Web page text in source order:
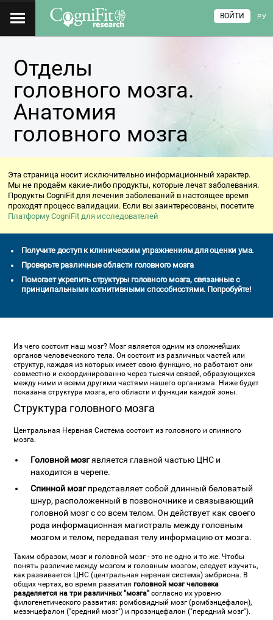
РУ
ВОЙТИ
Отделы
головного мозга.
Анатомия
головного мозга
Эта страница носит исключительно информационный характер.
Мы не продаём какие-либо продукты, которые лечат заболевания.
Продукты CogniFit для лечения заболеваний в настоящее время
проходят процесс валидации. Если вы заинтересованы, посетите
Платформу CogniFit для исследователей
Получите доступ к клиническим упражнениям для оценки ума.
Проверьте различные области головного мозга
Помогает укрепить структуры головного мозга, связанные с
принципальными когнитивными способностями. Попробуйте!
Из чего состоит наш мозг? Мозг является одним из сложнейших
органов человеческого тела. Он состоит из различных частей или
структур, каждая из которых имеет свою функцию, но работают они
совместно и скоординированно через тысячи связей, образующихся
между ними и всеми другими частями нашего организма. Ниже будет
показана структура мозга, его области и функции каждой зоны.
Структура головного мозга
Центральная Нервная Система состоит из головного и спинного
мозга.
Головной мозгявляется главной частью ЦНС и
находится в черепе.
Спинной мозгпредставляет собой длинный беловатый
шнур, расположенный в позвоночнике и связывающий
головной мозг с со всем телом. Он действует как своего
рода информационная магистраль между головным
мозгом и телом, передавая телу информацию от мозга.
Таким образом, мозг и головной мозг - это не одно и то же. Чтобы
понять различие между мозгом и головным мозгом, следует изучить,
как развивается ЦНС (центральная нервная система) эмбриона. В
общих чертах, во время развитияголовной мозг человека
разделяется на три различных "мозга" согласно их уровню
филогенетического развития: ромбовидный мозг (ромбэнцефалон),
мезэнцефалон ("средний мозг") и прозэнцефалон ("передний мозг").